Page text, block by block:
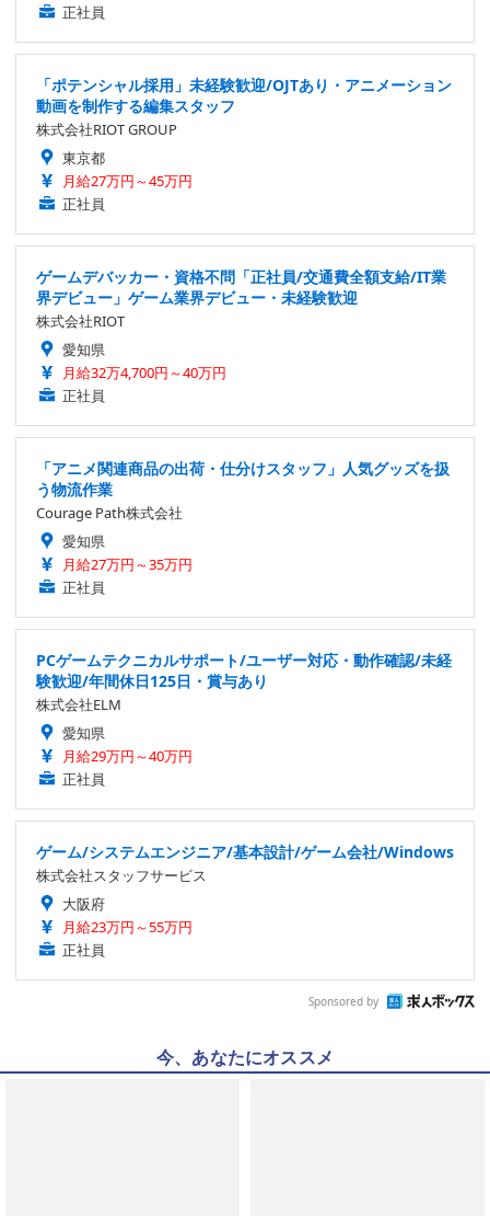
正社員
「ポテンシャル採用」未経験歓迎/OJTあり・アニメーション
動画を制作する編集スタッフ
株式会社RIOT GROUP
東京都
月給27万円～45万円
正社員
ゲームデバッカー・資格不問「正社員/交通費全額支給/IT業
界デビュー」ゲーム業界デビュー・未経験歓迎
株式会社RIOT
愛知県
月給32万4,700円～40万円
正社員
「アニメ関連商品の出荷・仕分けスタッフ」人気グッズを扱
う物流作業
Courage Path株式会社
愛知県
月給27万円～35万円
正社員
PCゲームテクニカルサポート/ユーザー対応・動作確認/未経
験歓迎/年間休日125日・賞与あり
株式会社ELM
愛知県
月給29万円～40万円
正社員
ゲーム/システムエンジニア/基本設計/ゲーム会社/Windows
株式会社スタッフサービス
大阪府
月給23万円～55万円
正社員
Sponsored by
今、あなたにオススメ